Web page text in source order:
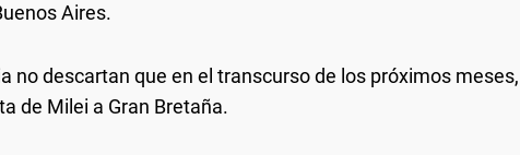
Aires.
no descartan que en el transcurso de los próximos meses,
de Milei a Gran Bretaña.